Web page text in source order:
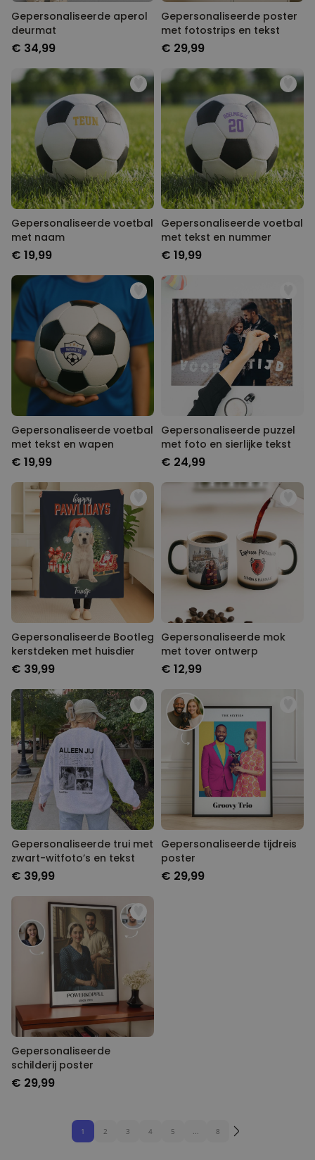
Gepersonaliseerde aperol
deurmat
€ 34,99
Gepersonaliseerde poster
met fotostrips en tekst
€ 29,99
Gepersonaliseerde voetbal
met naam
€ 19,99
Gepersonaliseerde voetbal
met tekst en nummer
€ 19,99
Gepersonaliseerde voetbal
met tekst en wapen
€ 19,99
Gepersonaliseerde puzzel
met foto en sierlijke tekst
€ 24,99
Gepersonaliseerde Bootleg
kerstdeken met huisdier
€ 39,99
Gepersonaliseerde mok
met tover ontwerp
€ 12,99
Gepersonaliseerde trui met
zwart-witfoto’s en tekst
€ 39,99
Gepersonaliseerde tijdreis
poster
€ 29,99
Gepersonaliseerde
schilderij poster
€ 29,99
1 2 3 4 5 ... 8